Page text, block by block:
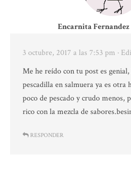
Encarnita
3 octubre, 2017 a las 7:53 pm ·
Me he reído con tu post es
pescadilla en salmuera ya es otra
poco de pescado y crudo menos,
rico con la mezcla de
RESPONDER